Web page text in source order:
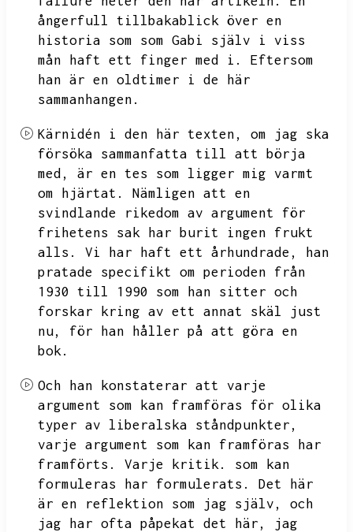
ångerfull tillbakablick över en
historia som som Gabi själv i viss
mån haft ett finger med i.
Eftersom
han är en oldtimer i de här
sammanhangen.
Kärnidén i den här texten,
om jag ska
försöka sammanfatta till att börja
med,
är en tes som ligger mig varmt
om hjärtat.
Nämligen att en
svindlande rikedom av argument för
frihetens sak
har burit ingen frukt
alls.
Vi har haft ett århundrade,
han
pratade specifikt om perioden från
1930 till 1990 som han sitter och
forskar kring av ett annat skäl just
nu,
för han håller på att göra en
bok.
Och han konstaterar att varje
argument som kan framföras för olika
typer av liberalska ståndpunkter,
varje argument som kan framföras har
framförts.
Varje kritik.
som kan
formuleras har formulerats.
Det här
är en reflektion som jag själv,
och
jag har ofta påpekat det här,
jag